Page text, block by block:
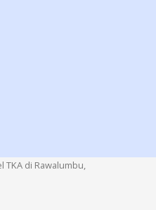
TKA di Rawalumbu,